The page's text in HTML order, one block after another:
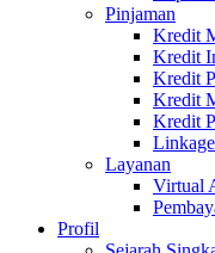
Pinjaman
Kredit
Kredit
Kredit
Kredit
Kredit
Layanan
Virtual
Profil